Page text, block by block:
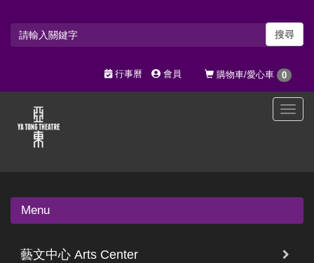
搜尋
購物車/愛心車 0
行事曆 會員
選
Menu
藝文中心 Arts Center